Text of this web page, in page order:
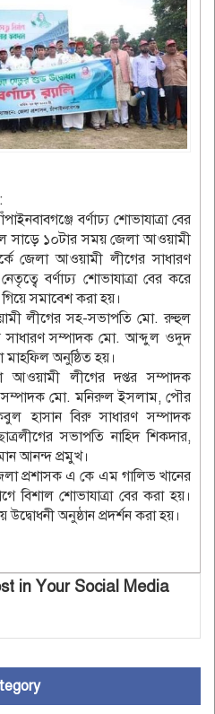
বর্ণাঢ্য শোভাযাত্রা বের
সাড়ে ১০টার সময় জেলা আওয়ামী
জেলা আওয়ামী লীগের সাধারণ
বর্ণাঢ্য শোভাযাত্রা বের করে
গিয়ে সমাবেশ করা হয়।
লীগের সহ-সভাপতি মো. রুহুল
সম্পাদক মো. আব্দুল ওদুদ
মাহফিল অনুষ্ঠিত হয়।
আওয়ামী লীগের দপ্তর সম্পাদক
সম্পাদক মো. মনিরুল ইসলাম, পৌর
হাসান বিরু সাধারণ সম্পাদক
সভাপতি নাহিদ শিকদার,
আনন্দ প্রমুখ।
প্রশাসক এ কে এম গালিভ খানের
বিশাল শোভাযাত্রা বের করা হয়।
অনুষ্ঠান প্রদর্শন করা হয়।
in Your Social Media